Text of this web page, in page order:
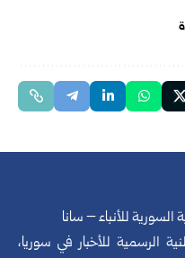
السورية للأنباء – سانا
الرسمية للأخبار في سوريا،